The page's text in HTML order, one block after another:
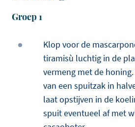
Groep 1
Klop voor de
tiramisù luchtig in de
vermeng met de
van een spuitzak in
laat opstijven in de
spuit eventueel af met